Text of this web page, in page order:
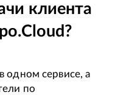
клиента
одном сервисе, а
по